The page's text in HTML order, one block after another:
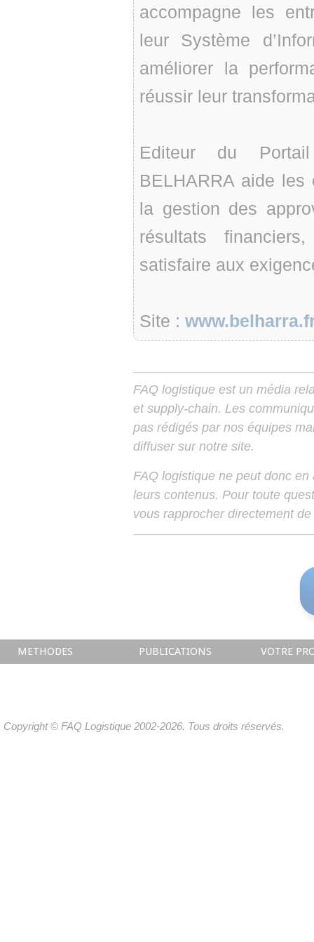
accompagne les
leur Système
améliorer la
réussir leur
Editeur du Portail
BELHARRA aide
la gestion des
résultats
satisfaire aux
Site :
FAQ logistique est un média
et supply-chain. Les
pas rédigés par nos équipes
diffuser sur notre site.
FAQ logistique ne peut donc
leurs contenus. Pour toute
vous rapprocher directement
METHODES PUBLICATIONS VOTRE
Copyright © FAQ Logistique 2002-2026. Tous droits réservés.